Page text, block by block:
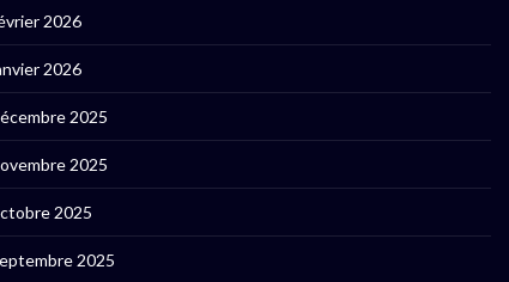
2026
2026
2025
2025
2025
2025